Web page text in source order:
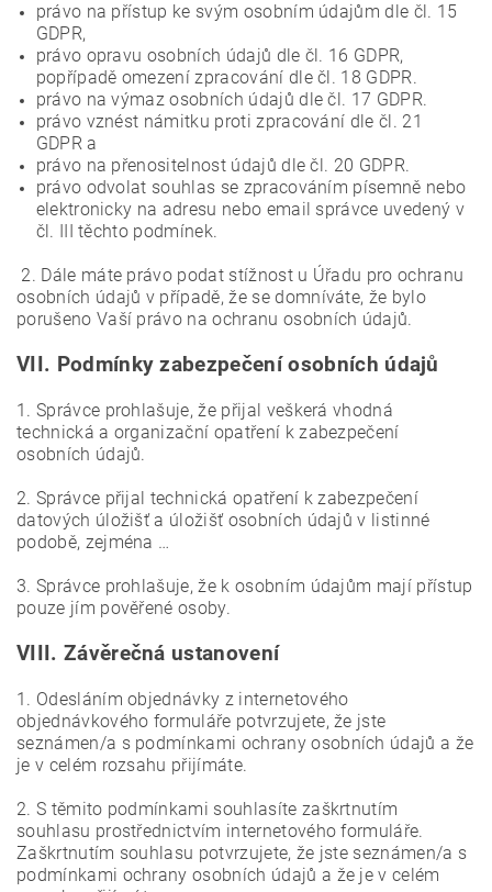
právo na přístup ke svým osobním údajům dle čl. 15
GDPR,
právo opravu osobních údajů dle čl. 16 GDPR,
popřípadě omezení zpracování dle čl. 18 GDPR.
právo na výmaz osobních údajů dle čl. 17 GDPR.
právo vznést námitku proti zpracování dle čl. 21
GDPR a
právo na přenositelnost údajů dle čl. 20 GDPR.
právo odvolat souhlas se zpracováním písemně nebo
elektronicky na adresu nebo email správce uvedený v
čl. III těchto podmínek.
2. Dále máte právo podat stížnost u Úřadu pro ochranu
osobních údajů v případě, že se domníváte, že bylo
porušeno Vaší právo na ochranu osobních údajů.
VII. Podmínky zabezpečení osobních údajů
1. Správce prohlašuje, že přijal veškerá vhodná
technická a organizační opatření k zabezpečení
osobních údajů.
2. Správce přijal technická opatření k zabezpečení
datových úložišť a úložišť osobních údajů v listinné
podobě, zejména …
3. Správce prohlašuje, že k osobním údajům mají přístup
pouze jím pověřené osoby.
VIII. Závěrečná ustanovení
1. Odesláním objednávky z internetového
objednávkového formuláře potvrzujete, že jste
seznámen/a s podmínkami ochrany osobních údajů a že
je v celém rozsahu přijímáte.
2. S těmito podmínkami souhlasíte zaškrtnutím
souhlasu prostřednictvím internetového formuláře.
Zaškrtnutím souhlasu potvrzujete, že jste seznámen/a s
podmínkami ochrany osobních údajů a že je v celém